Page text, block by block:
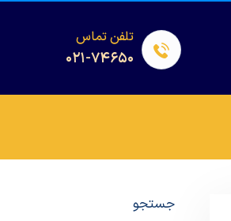
تلفن تماس
۰۲۱-۷۴۶۵۰
جستجو